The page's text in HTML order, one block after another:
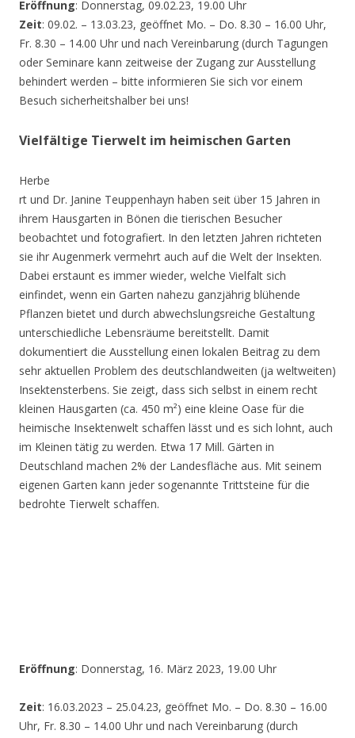
Eröffnung: Donnerstag, 09.02.23, 19.00 Uhr
Zeit: 09.02. – 13.03.23, geöffnet Mo. – Do. 8.30 – 16.00 Uhr,
Fr. 8.30 – 14.00 Uhr und nach Vereinbarung (durch Tagungen
oder Seminare kann zeitweise der Zugang zur Ausstellung
behindert werden – bitte informieren Sie sich vor einem
Besuch sicherheitshalber bei uns!
Vielfältige Tierwelt im heimischen Garten
Herbe
rt und Dr. Janine Teuppenhayn haben seit über 15 Jahren in
ihrem Hausgarten in Bönen die tierischen Besucher
beobachtet und fotografiert. In den letzten Jahren richteten
sie ihr Augenmerk vermehrt auch auf die Welt der Insekten.
Dabei erstaunt es immer wieder, welche Vielfalt sich
einfindet, wenn ein Garten nahezu ganzjährig blühende
Pflanzen bietet und durch abwechslungsreiche Gestaltung
unterschiedliche Lebensräume bereitstellt. Damit
dokumentiert die Ausstellung einen lokalen Beitrag zu dem
sehr aktuellen Problem des deutschlandweiten (ja weltweiten)
Insektensterbens. Sie zeigt, dass sich selbst in einem recht
kleinen Hausgarten (ca. 450 m²) eine kleine Oase für die
heimische Insektenwelt schaffen lässt und es sich lohnt, auch
im Kleinen tätig zu werden. Etwa 17 Mill. Gärten in
Deutschland machen 2% der Landesfläche aus. Mit seinem
eigenen Garten kann jeder sogenannte Trittsteine für die
bedrohte Tierwelt schaffen.
Eröffnung: Donnerstag, 16. März 2023, 19.00 Uhr
Zeit: 16.03.2023 – 25.04.23, geöffnet Mo. – Do. 8.30 – 16.00
Uhr, Fr. 8.30 – 14.00 Uhr und nach Vereinbarung (durch